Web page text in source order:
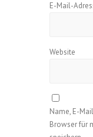
E-Mail-
Website
Name, E-
Browser für